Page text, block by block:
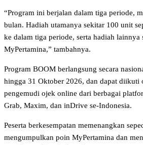
“Program ini berjalan dalam tiga periode,
bulan. Hadiah utamanya sekitar 100 unit
ke dalam tiga periode, serta hadiah lainnya
MyPertamina,” tambahnya.
Program BOOM berlangsung secara
hingga 31 Oktober 2026, dan dapat diikuti
pengemudi ojek online dari berbagai
Grab, Maxim, dan inDrive se-Indonesia.
Peserta berkesempatan memenangkan
mengumpulkan poin MyPertamina dan